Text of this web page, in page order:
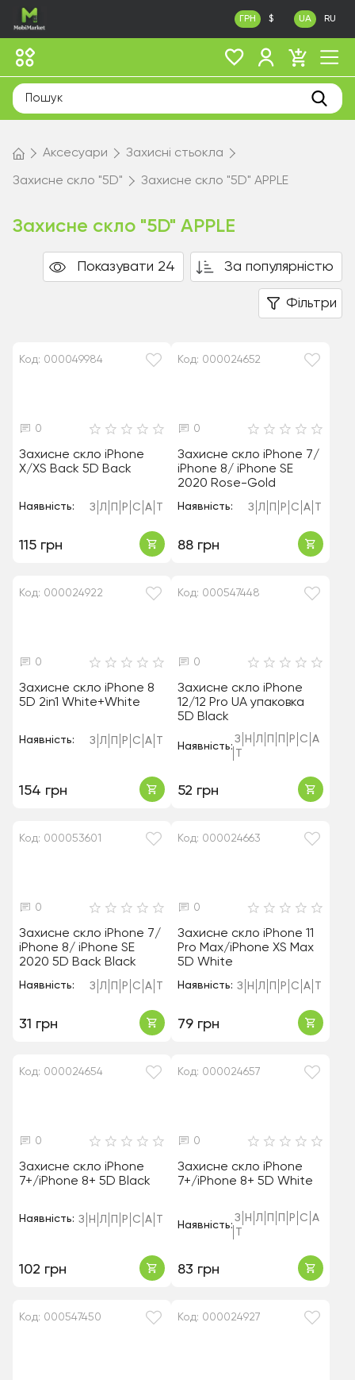
ГРН $ UA RU
Аксесуари Захисні стьокла
Захисне скло "5D" Захисне скло "5D" APPLE
Захисне скло "5D" APPLE
Показувати 24 За популярністю
Фільтри
Код: 000049984
0
Захисне скло iPhone
X/XS Back 5D Back
Наявність: З Л Р С А
115 грн
Код: 000024652
0
Захисне скло iPhone 7/
iPhone 8/ iPhone SE
2020 Rose-Gold
Наявність: З Л Р С А
88 грн
Код: 000024922
0
Захисне скло iPhone 8
5D 2in1 White+White
Наявність: З Л Р С А
154 грн
Код: 000547448
0
Захисне скло iPhone
12/12 Pro UA упаковка
5D Black
Наявність:
З Н Л Р С А
52 грн
Код: 000053601
0
Захисне скло iPhone 7/
iPhone 8/ iPhone SE
2020 5D Back Black
Наявність: З Л Р С А
31 грн
Код: 000024663
0
Захисне скло iPhone 11
Pro Max/iPhone XS Max
5D White
Наявність: З Н Л Р С А
79 грн
Код: 000024654
0
Захисне скло iPhone
7+/iPhone 8+ 5D Black
Наявність: З Н Л Р С А
102 грн
Код: 000024657
0
Захисне скло iPhone
7+/iPhone 8+ 5D White
Наявність:
З Н Л Р С А
83 грн
Код: 000547450 Код: 000024927